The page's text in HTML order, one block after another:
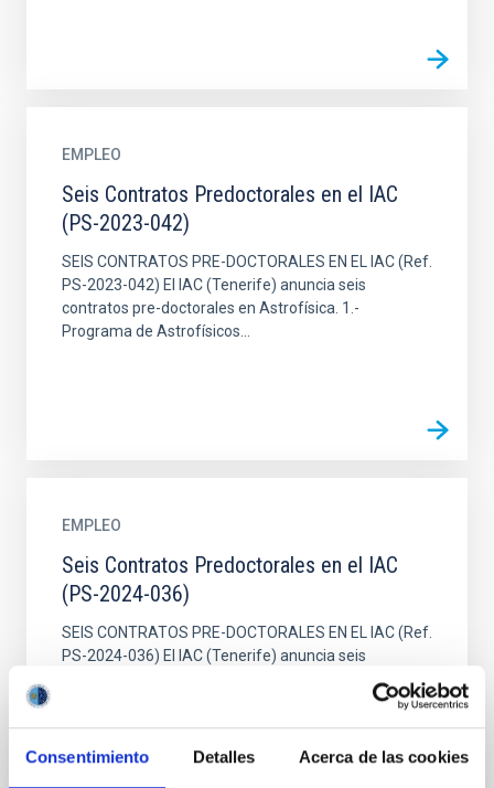
Consentimiento Detalles Acerca de las cookies
EMPLEO
Seis Contratos Predoctorales en el IAC
(PS-2023-042)
SEIS CONTRATOS PRE-DOCTORALES EN EL IAC (Ref.
PS-2023-042) El IAC (Tenerife) anuncia seis
contratos pre-doctorales en Astrofísica. 1.-
Programa de Astrofísicos...
EMPLEO
Seis Contratos Predoctorales en el IAC
(PS-2024-036)
SEIS CONTRATOS PRE-DOCTORALES EN EL IAC (Ref.
PS-2024-036) El IAC (Tenerife) anuncia seis